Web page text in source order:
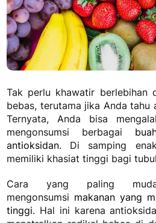
Tak perlu khawatir berlebihan
bebas, terutama jika Anda tahu
Ternyata, Anda bisa
mengonsumsi berbagai
antioksidan. Di samping
memiliki khasiat tinggi bagi
Cara yang paling
mengonsumsi makanan yang
tinggi. Hal ini karena